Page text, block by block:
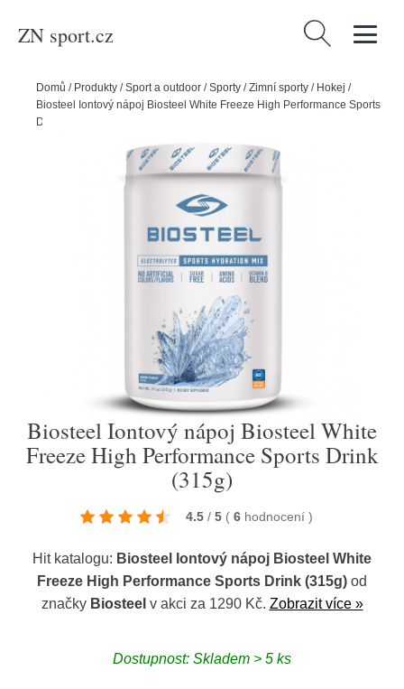
ZN sport.cz Vyhledávání
Domů / Produkty /Sport a outdoor /Sporty /Zimní sporty / Hokej /
Biosteel Iontový nápoj Biosteel White Freeze High Performance Sports
Drink (315g)
Biosteel Iontový nápoj Biosteel White
Freeze High Performance Sports Drink
(315g)
4.5 / 5 ( 6 hodnocení )
Hit katalogu: Biosteel Iontový nápoj Biosteel White
Freeze High Performance Sports Drink (315g) od
značky Biosteel v akci za 1290 Kč. Zobrazit více »
Dostupnost: Skladem > 5 ks